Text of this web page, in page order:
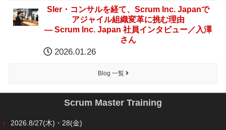
SIer・コンサルを経て、Scrum Inc. Japanで
アジャイル組織変革に挑む理由
― Scrum Inc. Japan 社員インタビュー／入澤
さん
2026.01.26
Blog 一覧
Scrum Master Training
2026.8/27(木)・28(金)